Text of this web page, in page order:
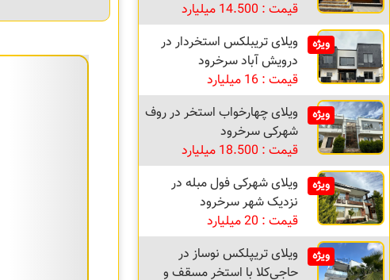
قیمت : 14.500 میلیارد
ویژه
ویلای تریبلکس استخردار در
درویش آباد سرخرود
قیمت : 16 میلیارد
ویژه
ویلای چهارخواب استخر در روف
شهرکی سرخرود
قیمت : 18.500 میلیارد
ویژه
ویلای شهرکی فول مبله در
نزدیک شهر سرخرود
قیمت : 20 میلیارد
ویژه
ویلای تریپلکس نوساز در
حاجی‌کلا با استخر مسقف و